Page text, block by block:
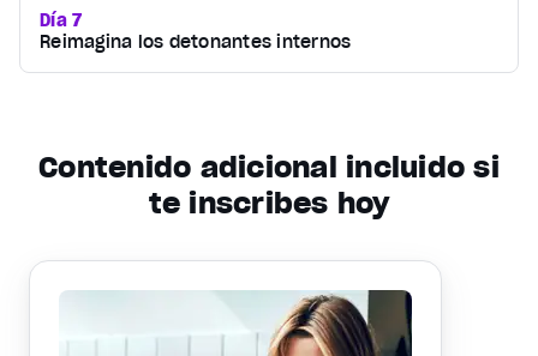
Día 7
Reimagina los detonantes internos
Contenido adicional incluido si
te inscribes hoy